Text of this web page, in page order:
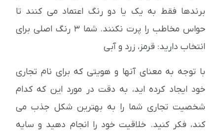
برندها فقط به یک یا دو رنگ اعتماد می کنند تا
حواس مخاطب را پرت نکنند. شما 3 رنگ اصلی برای
انتخاب دارید: قرمز، زرد و آبی
با توجه به معنای آنها و هویتی که برای نام تجاری
خود ایجاد کرده اید، به دقت در مورد این که کدام
شخصیت تجاری شما را به بهترین شکل جذب می
کند، فکر کنید. خلاقیت خود را انجام دهید و سایه